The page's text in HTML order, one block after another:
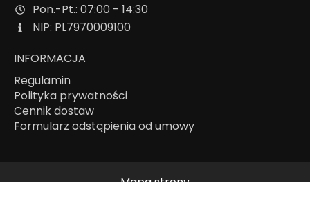
Pon.-Pt.: 07:00 - 14:30
NIP: PL7970009100
INFORMACJA
Regulamin
Polityka prywatności
Cennik dostaw
Formularz odstąpienia od umowy
Mapa strony